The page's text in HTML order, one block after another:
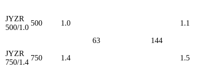
63 144
JYZR
500/1.0
500 1.0 1.1
JYZR
750/1.4
750 1.4 1.5